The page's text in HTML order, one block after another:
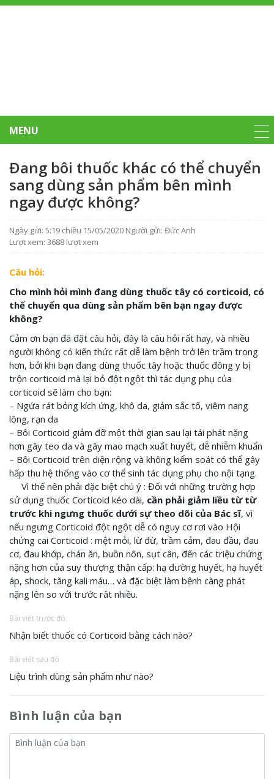
MENU
Đang bôi thuốc khác có thể chuyển
sang dùng sản phẩm bên mình
ngay được không?
Ngày gửi: 5:19 chiều 15/05/2020 Người gửi: Đức Anh
Lượt xem: 3688 lượt xem
Câu hỏi:
Cho mình hỏi mình đang dùng thuốc tây có corticoid, có
thể chuyển qua dùng sản phẩm bên bạn ngay được
không?
Cảm ơn bạn đã đặt câu hỏi, đây là câu hỏi rất hay, và nhiều
người không có kiến thức rất dễ làm bệnh trở lên trầm trọng
hơn, bởi khi bạn đang dùng thuốc tây hoặc thuốc đông y bị
trộn corticoid mà lại bỏ đột ngột thì tác dụng phụ của
corticoid sẽ làm cho bạn:
– Ngứa rát bỏng kích ứng, khô da, giảm sắc tố, viêm nang
lông, rạn da
– Bôi Corticoid giảm đỡ một thời gian sau lại tái phát nặng
hơn gây teo da và gây mao mạch xuất huyết, dễ nhiễm khuẩn
– Bôi Corticoid trên diện rộng và không kiểm soát có thể gây
hấp thu hệ thống vào cơ thể sinh tác dụng phụ cho nội tạng.
Vì thế nên phải đặc biệt chú ý : Đối với những trường hợp
sử dụng thuốc Corticoid kéo dài, cần phải giảm liều từ từ
trước khi ngưng thuốc dưới sự theo dõi của Bác sĩ, vì
nếu ngưng Corticoid đột ngột dễ có nguy cơ rơi vào Hội
chứng cai Corticoid : mệt mỏi, lừ đừ, trầm cảm, đau đầu, đau
cơ, đau khớp, chán ăn, buồn nôn, sụt cân, đến các triệu chứng
nặng hơn của suy thượng thận cấp: hạ đường huyết, hạ huyết
áp, shock, tăng kali máu… và đặc biệt làm bệnh càng phát
nặng lên so với trước rât nhiều.
Bài viết trước đó
Nhận biết thuốc có Corticoid bằng cách nào?
Bài viết sau đó
Liệu trình dùng sản phẩm như nào?
Bình luận của bạn